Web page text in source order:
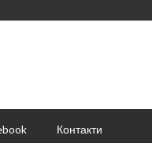
Контакти